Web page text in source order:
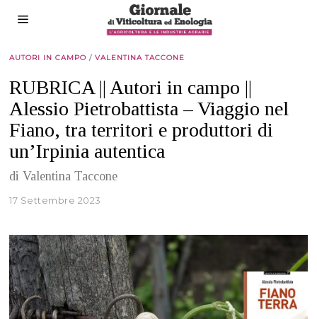
AUTORI IN CAMPO / VALENTINA TACCONE
RUBRICA || Autori in campo ||
Alessio Pietrobattista – Viaggio nel
Fiano, tra territori e produttori di
un’Irpinia autentica
di Valentina Taccone
17 Settembre 2023